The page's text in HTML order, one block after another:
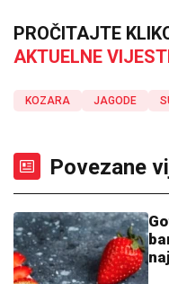
PROČITAJTE
AKTUELNE
KOZARA JAGODE
Povezane